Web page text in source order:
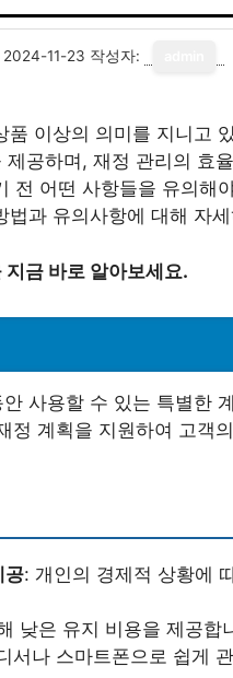
2024-11-23 작성자:
이상의 의미를 지니고
공하며, 재정 관리의 효
전 어떤 사항들을 유의해
과 유의사항에 대해 자
금 바로 알아보세요.
사용할 수 있는 특별한
정 계획을 지원하여 고객
공: 개인의 경제적 상황에
낮은 유지 비용을 제공합
서나 스마트폰으로 쉽게